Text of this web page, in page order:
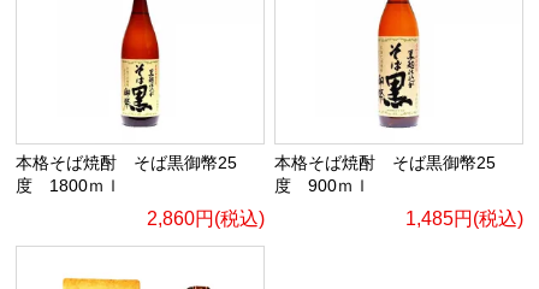
本格そば焼酎 そば黒御幣25
度 1800ｍｌ
2,860円(税込)
本格そば焼酎 そば黒御幣25
度 900ｍｌ
1,485円(税込)